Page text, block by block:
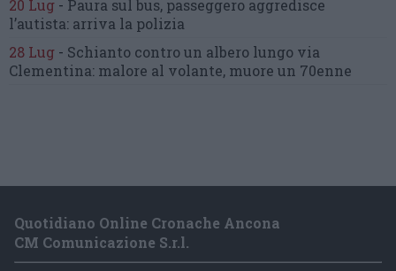
20 Lug - Paura sul bus, passeggero aggredisce
l’autista: arriva la polizia
28 Lug - Schianto contro un albero lungo via
Clementina: malore al volante, muore un 70enne
Quotidiano Online Cronache Ancona
CM Comunicazione S.r.l.